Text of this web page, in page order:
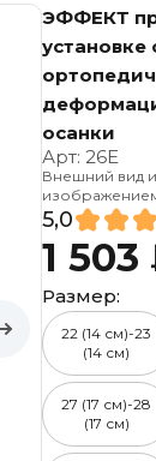
ЭФФЕКТ
установке
осанки
Арт:26Е
Внешний вид
5,0
1 503
Размер:
22 (14 см)-23
(14 см)
27 (17 см)-28
(17 см)